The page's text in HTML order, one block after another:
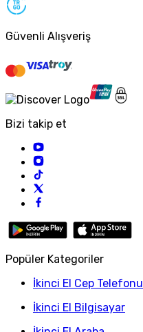
Güvenli Alışveriş
Bizi takip et
Popüler Kategoriler
İkinci El Cep Telefonu
İkinci El Bilgisayar